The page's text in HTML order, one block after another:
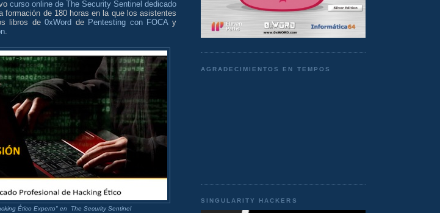
curso online de The Security Sentinel dedicado
formación de 180 horas en la que los asistentes
libros de0xWord de Pentesting con FOCAy
.
Ético Experto" en The Security Sentinel
AGRADECIMIENTOS EN TEMPOS
SINGULARITY HACKERS